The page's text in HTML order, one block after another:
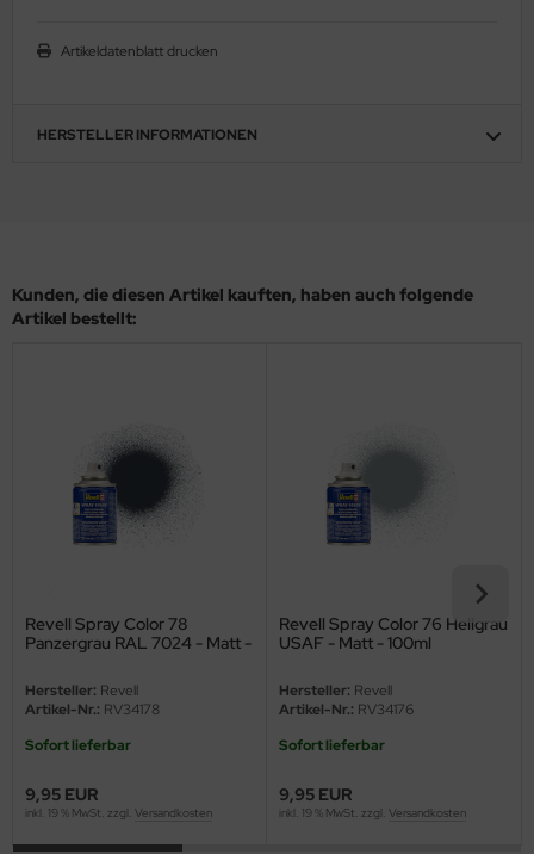
Artikeldatenblatt drucken
HERSTELLER INFORMATIONEN
Kunden, die diesen Artikel kauften, haben auch folgende
Artikel bestellt:
Revell Spray Color 78
Panzergrau RAL 7024 - Matt -
Hersteller: Revell
Artikel-Nr.: RV34178
Sofort lieferbar
9,95 EUR
inkl. 19 % MwSt. zzgl. Versandkosten
Revell Spray Color 76 Hellgrau
USAF - Matt - 100ml
Hersteller: Revell
Artikel-Nr.: RV34176
Sofort lieferbar
9,95 EUR
inkl. 19 % MwSt. zzgl. Versandkosten
Hobby
Hobby / Gunze Sangyo
Hobby
Hobbies